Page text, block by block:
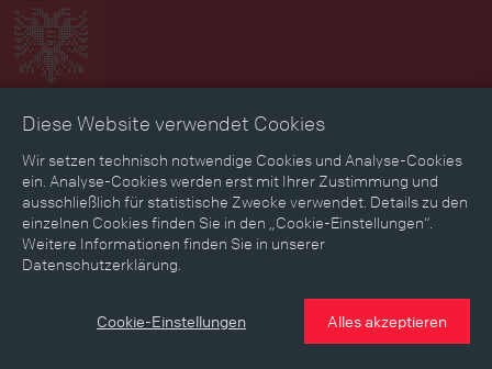
Zeitbild Zeitreise Landkarte Erinnerungen
Mediathek Textmodus
Medium
Diese Website verwendet Cookies
Wir setzen technisch notwendige Cookies und Analyse-Cookies
ein. Analyse-Cookies werden erst mit Ihrer Zustimmung und
ausschließlich für statistische Zwecke verwendet. Details zu den
einzelnen Cookies finden Sie in den „Cookie-Einstellungen“.
Weitere Informationen finden Sie in unserer
Datenschutzerklärung.
Cookie-Einstellungen Alles akzeptieren